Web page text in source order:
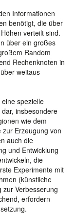
Informationen
benötigt, die über
verteilt sind.
über ein großes
Random
Rechenknoten in
weitaus
spezielle
insbesondere
wie dem
Erzeugung von
auch die
und Entwicklung
die
Experimente mit
(künstliche
zur Verbesserung
erfordern